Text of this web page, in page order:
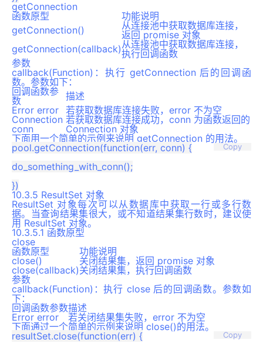
getConnection
函数原型
功能说明
getConnection()
从连接池中获取数据库连接，
返回 promise 对象
getConnection(callback)从连接池中获取数据库连接，
执行回调函数
参数
callback(Function)：执行 getConnection 后的回调函
数。参数如下：
回调函数参
数
描述
Error error 若获取数据库连接失败，error 不为空
Connection
conn
若获取数据库连接成功，conn 为函数返回的
Connection 对象
下面用一个简单的示例来说明 getConnection 的用法。
Copy
pool.getConnection(function(err, conn) {
do_something_with_conn();
10.3.5 ResultSet 对象
ResultSet 对象每次可以从数据库中获取一行或多行数
据。当查询结果集很大，或不知道结果集行数时，建议使
用 ResultSet 对象。
10.3.5.1 函数原型
close
函数原型
功能说明
close()
关闭结果集，返回 promise 对象
close(callback)关闭结果集，执行回调函数
参数
callback(Function)：执行 close 后的回调函数。参数如
下：
回调函数参数描述
Error error
若关闭结果集失败，error 不为空
下面通过一个简单的示例来说明 close()的用法。
Copy
resultSet.close(function(err) {